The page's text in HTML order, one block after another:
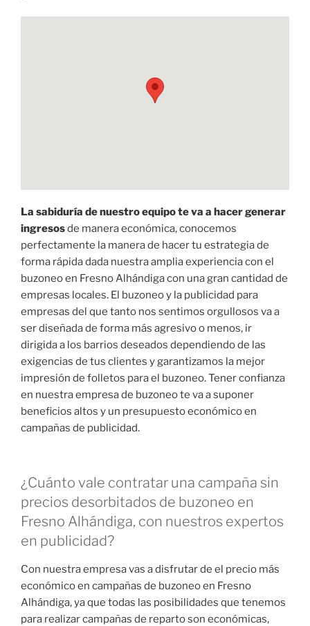
La sabiduría de nuestro equipo te va a hacer generar
ingresosde manera económica, conocemos
perfectamente la manera de hacer tu estrategia de
forma rápida dada nuestra amplia experiencia con el
buzoneo en Fresno Alhándiga con una gran cantidad de
empresas locales. El buzoneo y la publicidad para
empresas del que tanto nos sentimos orgullosos va a
ser diseñada de forma más agresivo o menos, ir
dirigida a los barrios deseados dependiendo de las
exigencias de tus clientes y garantizamos la mejor
impresión de folletos para el buzoneo. Tener confianza
en nuestra empresa de buzoneo te va a suponer
beneficios altos y un presupuesto económico en
campañas de publicidad.
¿Cuánto vale contratar una campaña sin
precios desorbitados de buzoneo en
Fresno Alhándiga, con nuestros expertos
en publicidad?
Con nuestra empresa vas a disfrutar de el precio más
económico en campañas de buzoneo en Fresno
Alhándiga, ya que todas las posibilidades que tenemos
para realizar campañas de reparto son económicas,